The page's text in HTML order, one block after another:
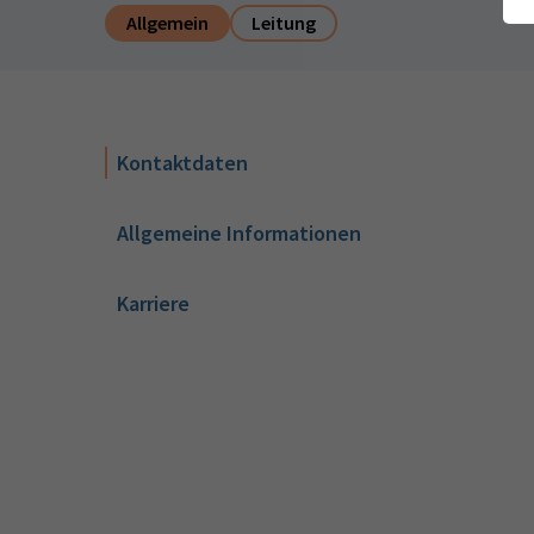
Allgemein Leitung
Kontaktdaten
Allgemeine Informationen
Karriere